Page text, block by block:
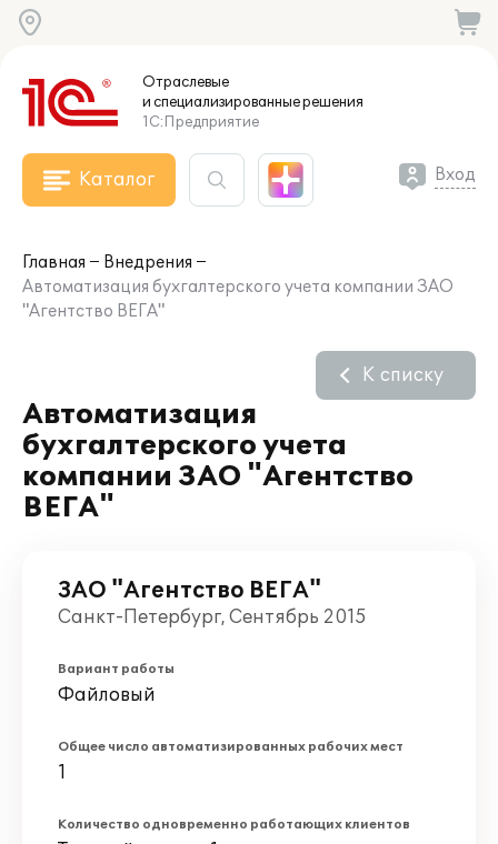
Отраслевые
и специализированныерешения
1С:Предприятие
Каталог Вход
Главная
Внедрения
Автоматизация бухгалтерского учета компании ЗАО
"Агентство ВЕГА"
Автоматизация
бухгалтерского учета
компании ЗАО "Агентство
ВЕГА"
К списку
ЗАО "Агентство ВЕГА"
Санкт-Петербург, Сентябрь 2015
Вариант работы
Файловый
Общее число автоматизированных рабочих мест
1
Количество одновременно работающих клиентов